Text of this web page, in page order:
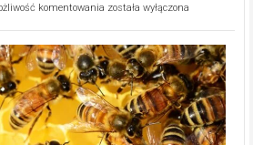
komentowania Ekologiczne
Wręczyca
Wielka
z
dofinansowaniem
ponad
15,6
mln
została wyłączona